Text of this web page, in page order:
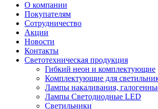
О компании
Покупателям
Сотрудничество
Акции
Новости
Контакты
Светотехническая продукция
Гибкий неон и комплектующие
Комплектующие для
Лампы накаливания,
Лампы Светодиодные LED
Светильники